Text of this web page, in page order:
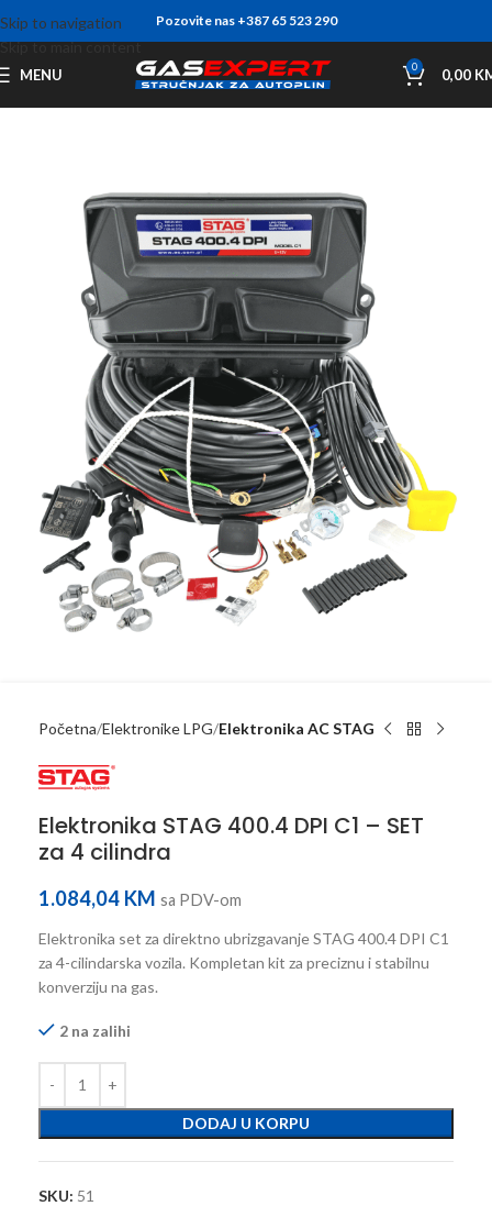
Skip to navigation
Skip to main content
Pozovite nas +387 65 523 290
MENU 0 0,00
Početna Elektronike LPG Elektronika AC STAG
Elektronika STAG 400.4 DPI C1 – SET
za 4 cilindra
1.084,04 KM sa PDV-om
Elektronika set za direktno ubrizgavanje STAG 400.4 DPI C1
za 4-cilindarska vozila. Kompletan kit za preciznu i stabilnu
konverziju na gas.
2 na zalihi
DODAJ U KORPU
SKU: 51